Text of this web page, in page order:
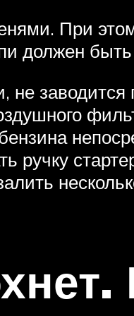
При
должен
не заводится
ручку